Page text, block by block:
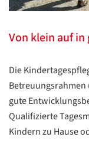
Von klein auf in
Die
gute
Qualifizierte
Kindern zu Hause